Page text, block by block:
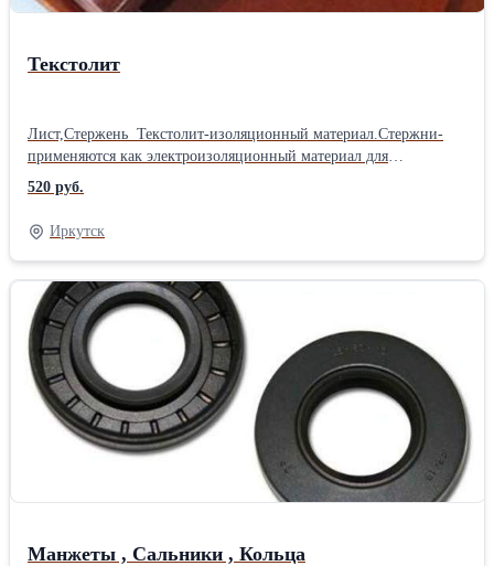
Текстолит
Лист,Стержень Текстолит-изоляционный материал.Стержни-
применяются как электроизоляционный материал для
длительной работы в трансформаторном масле ,на воздухе
(-65+120).Лист-слоистый пресованный материал на основе
хлопчатобумажной ткани и теплореактивного связующего.Легко
поддается мех. обработке,устоичив к действию агрессивной
среды и абразивных материалов.(-40+105)Тип: Текстолит Форма
поставки: Стержень
520 руб.
Иркутск
Манжеты , Сальники , Кольца